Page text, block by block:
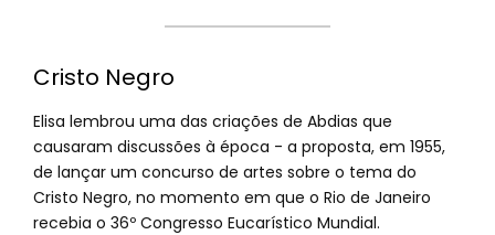
Cristo Negro
Elisa lembrou uma das criações de Abdias que
causaram discussões à época - a proposta, em 1955,
de lançar um concurso de artes sobre o tema do
Cristo Negro, no momento em que o Rio de Janeiro
recebia o 36º Congresso Eucarístico Mundial.